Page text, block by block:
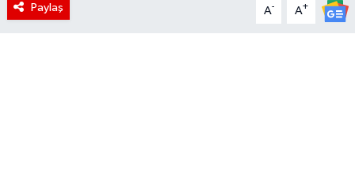
Paylaş A- A+